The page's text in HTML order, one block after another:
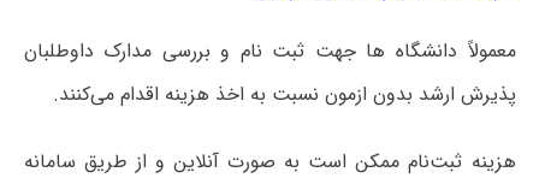
معمولاً دانشگاه ها جهت ثبت نام و بررسی مدارک داوطلبان
پذیرش ارشد بدون ازمون نسبت به اخذ هزینه اقدام می‌کنند.
هزینه ثبت‌نام ممکن است به صورت آنلاین و از طریق سامانه